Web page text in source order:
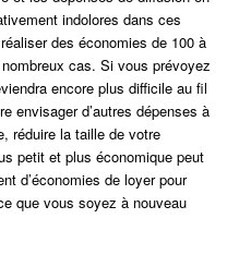
indolores dans ces
des économies de 100 à
cas. Si vous prévoyez
encore plus difficile au fil
envisager d’autres dépenses à
réduire la taille de votre
petit et plus économique peut
d’économies de loyer pour
que vous soyez à nouveau